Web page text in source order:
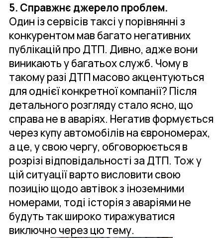
5. Справжнє джерело проблем.
Один із сервісів таксі у порівнянні з
конкурентом мав багато негативних
публікацій про ДТП. Дивно, адже вони
виникають у багатьох служб. Чому в
такому разі ДТП масово акцентуються
для однієї конкретної компанії? Після
детального розгляду стало ясно, що
справа не в аваріях. Негатив формується
через купу автомобілів на єврономерах,
а це, у свою чергу, обговорюється в
розрізі відповідальності за ДТП. Тож у
цій ситуації варто висловити свою
позицію щодо автівок з іноземними
номерами, тоді історія з аваріями не
будуть так широко тиражуватися
виключно через цю тему.